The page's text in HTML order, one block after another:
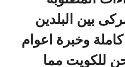
بين البلدين
وخبرة اعوام
للكويت مما